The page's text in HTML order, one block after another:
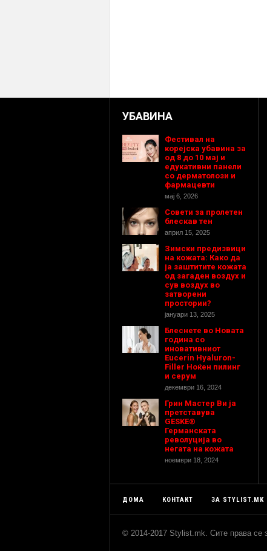
УБАВИНА
Фестивал на
корејска убавина за
од 8 до 10 мај и
едукативни панели
со дерматолози и
фармацевти
мај 6, 2026
Совети за пролетен
блескав тен
април 15, 2025
Зимски предизвици
на кожата: Како да
ја заштитите кожата
од загаден воздух и
сув воздух во
затворени
простории?
јануари 13, 2025
Блеснете во Новата
година со
иновативниот
Eucerin Hyaluron-
Filler Ноќен пилинг
и серум
декември 16, 2024
Грин Мастер Ви ја
претставува
GESKE®
Германската
револуција во
негата на кожата
ноември 18, 2024
ДОМА КОНТАКТ ЗА STYLIST.MK
© 2014-2017 Stylist.mk. Сите права се